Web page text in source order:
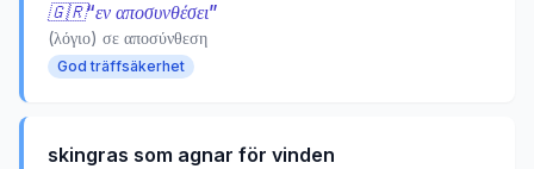
🇬🇷“εν αποσυνθέσει”
(λόγιο) σε αποσύνθεση
God träffsäkerhet
skingras som agnar för vinden